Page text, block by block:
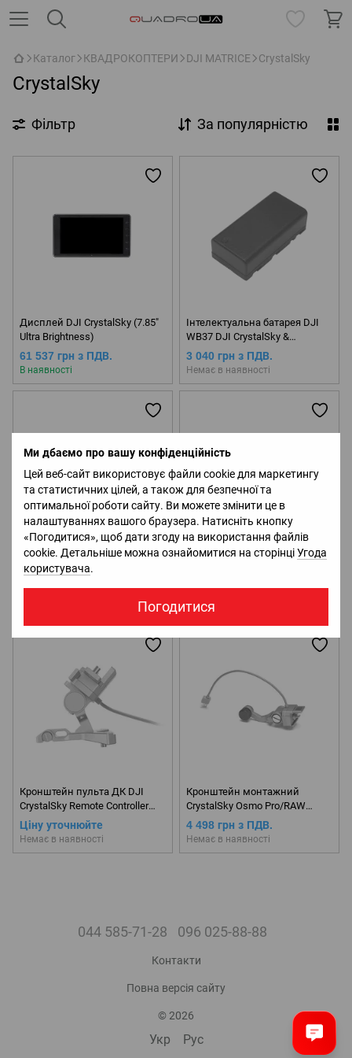
Ми дбаємо про вашу конфіденційність
Цей веб-сайт використовує файли cookie для маркетингу
та статистичних цілей, а також для безпечної та
оптимальної роботи сайту. Ви можете змінити це в
налаштуваннях вашого браузера. Натисніть кнопку
«Погодитися», щоб дати згоду на використання файлів
cookie. Детальніше можна ознайомитися на сторінціУгода
користувача.
Погодитися
Каталог КВАДРОКОПТЕРИ DJI MATRICE CrystalSky
CrystalSky
Фільтр За популярністю
Дисплей DJI CrystalSky (7.85"
Ultra Brightness)
61 537 грн з ПДВ.
В наявності
Інтелектуальна батарея DJI
WB37 DJI CrystalSky &
Cendence Intelligent Battery
3 040 грн з ПДВ.
Немає в наявності
Дисплей DJI CrystalSky (5.5"
High Brightness)
29 407 грн з ПДВ.
Дисплей DJI CrystalSky (7.85"
42 799 грн з ПДВ.
Немає в наявності
Кронштейн пульта ДК DJI
CrystalSky Remote Controller
Mounting Bracket
Ціну уточнюйте
Немає в наявності
Кронштейн монтажний
CrystalSky Osmo Pro/RAW
Mounting Bracket
4 498 грн з ПДВ.
Немає в наявності
044 585-71-28 096 025-88-88
Контакти
Повна версія сайту
© 2026
Укр Рус